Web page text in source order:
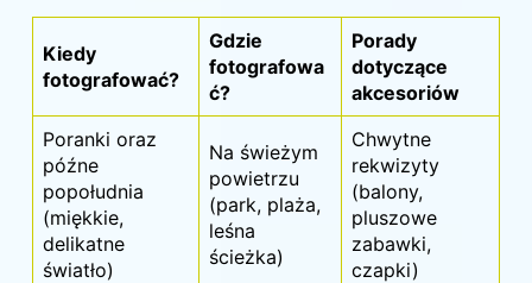
Kiedy
fotografować?
Gdzie
fotografowa
ć?
Porady
dotyczące
akcesoriów
Poranki oraz
późne
popołudnia
(miękkie,
delikatne
światło)
Na świeżym
powietrzu
(park, plaża,
leśna
ścieżka)
Chwytne
rekwizyty
(balony,
pluszowe
zabawki,
czapki)